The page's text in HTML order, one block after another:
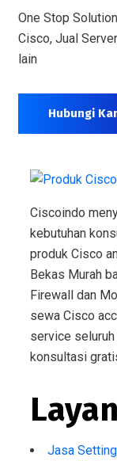
One Stop
Cisco, Jual
lain
Hubungi
Ciscoindo
kebutuhan
produk Cisco
Bekas Murah
Firewall dan
sewa Cisco
service seluruh
konsultasi
Jasa